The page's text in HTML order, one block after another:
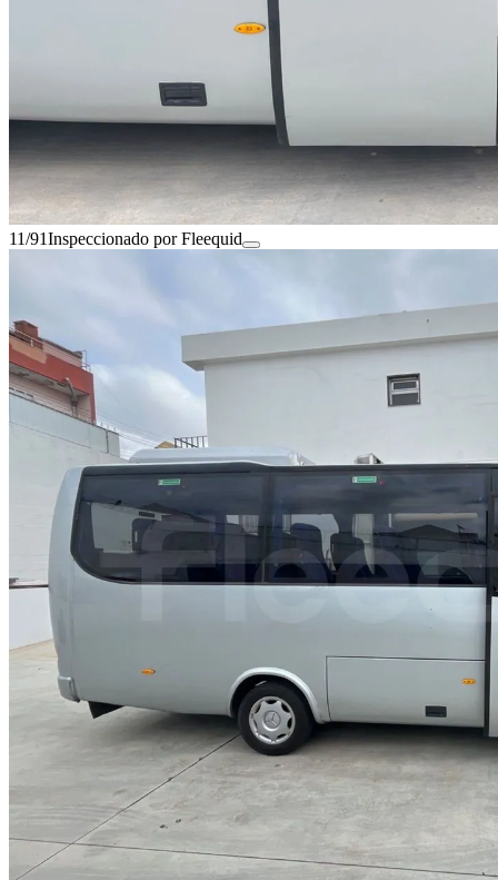
11/91Inspeccionado por Fleequid